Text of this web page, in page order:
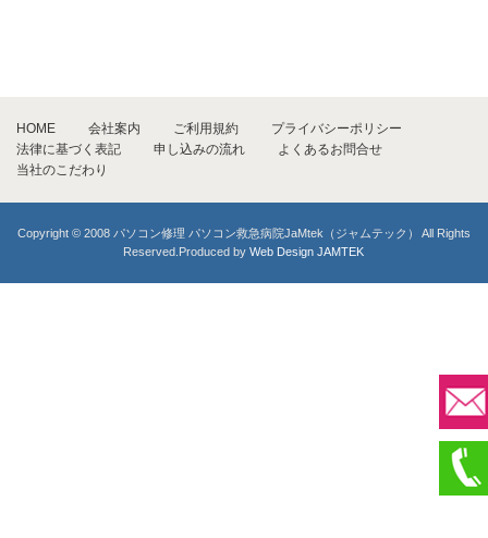
HOME 会社案内 ご利用規約
プライバシーポリシー
法律に基づく表記
申し込みの流れ
よくあるお問合せ
当社のこだわり
Copyright © 2008 パソコン修理 パソコン救急病院JaMtek（ジャムテック） All Rights
Reserved.Produced byWeb Design JAMTEK